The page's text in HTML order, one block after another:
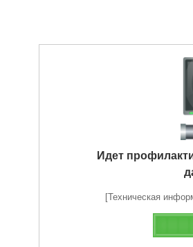
Идет
[Техническая